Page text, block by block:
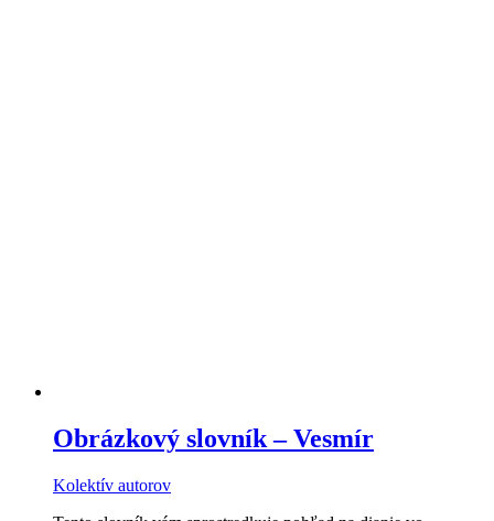
Obrázkový slovník – Vesmír
Kolektív autorov